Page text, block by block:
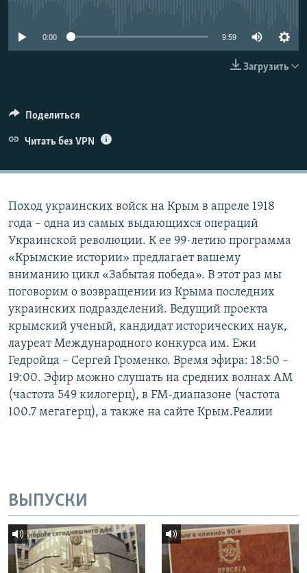
КРЫМ.НЕПОКОРЕННЫЙ
0:00 9:59
Загрузить
Поделиться
Читать без VPN
Поход украинских войск на Крым в апреле 1918
года – одна из самых выдающихся операций
Украинской революции. К ее 99-летию программа
«Крымские истории» предлагает вашему
вниманию цикл «Забытая победа». В этот раз мы
поговорим о возвращении из Крыма последних
украинских подразделений. Ведущий проекта
крымский ученый, кандидат исторических наук,
лауреат Международного конкурса им. Ежи
Гедройца – Сергей Громенко. Время эфира: 18:50 –
19:00. Эфир можно слушать на средних волнах AM
(частота 549 килогерц), в FM-диапазоне (частота
100.7 мегагерц), а также на сайте Крым.Реалии
ВЫПУСКИ